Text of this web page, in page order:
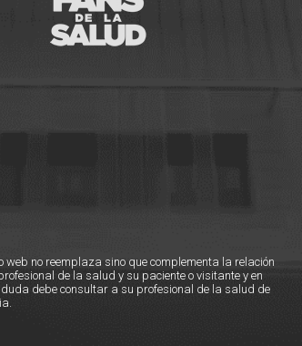
web no reemplaza sino que complementa la relación
de la salud y su paciente o visitante y en
debe consultar a su profesional de la salud de